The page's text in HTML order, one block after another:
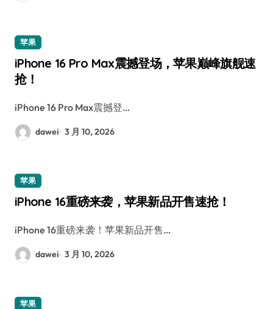
苹果
iPhone 16 Pro Max震撼登场，苹果巅峰旗舰速
抢！
iPhone 16 Pro Max震撼登…
dawei 3 月 10, 2026
苹果
iPhone 16重磅来袭，苹果新品开售速抢！
iPhone 16重磅来袭！苹果新品开售…
dawei 3 月 10, 2026
苹果